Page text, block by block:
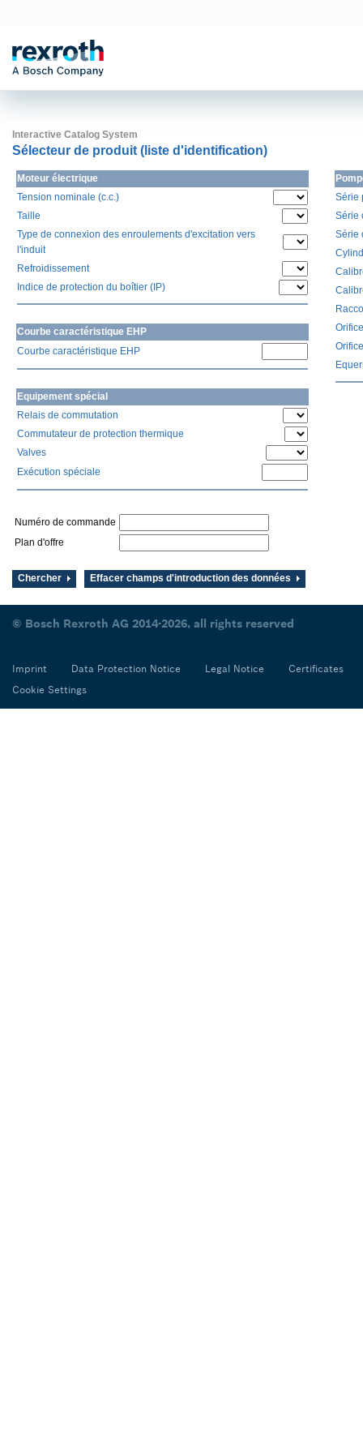
Interactive Catalog System
Sélecteur de produit (liste d'identification)
Moteur électrique
Tension nominale (c.c.)
Taille
Type de connexion des enroulements d'excitation vers
l'induit
Refroidissement
Indice de protection du boîtier (IP)
Courbe caractéristique EHP
Courbe caractéristique EHP
Equipement spécial
Relais de commutation
Commutateur de protection thermique
Valves
Exécution spéciale
Série
Série
Série
Numéro de commande
Plan d'offre
Chercher Effacer champs d'introduction des données
© Bosch Rexroth AG 2014-2026, all rights reserved
Imprint Data Protection Notice Legal Notice
Certificates
Cookie Settings